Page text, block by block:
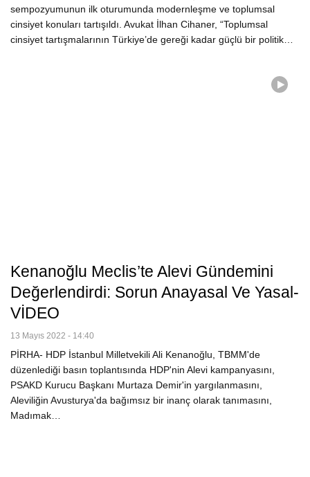
sempozyumunun ilk oturumunda modernleşme ve toplumsal
cinsiyet konuları tartışıldı. Avukat İlhan Cihaner, “Toplumsal
cinsiyet tartışmalarının Türkiye’de gereği kadar güçlü bir politik…
Kenanoğlu Meclis’te Alevi Gündemini
Değerlendirdi: Sorun Anayasal Ve Yasal-
VİDEO
13 Mayıs 2022 - 14:40
PİRHA- HDP İstanbul Milletvekili Ali Kenanoğlu, TBMM'de
düzenlediği basın toplantısında HDP'nin Alevi kampanyasını,
PSAKD Kurucu Başkanı Murtaza Demir'in yargılanmasını,
Aleviliğin Avusturya'da bağımsız bir inanç olarak tanımasını,
Madımak…